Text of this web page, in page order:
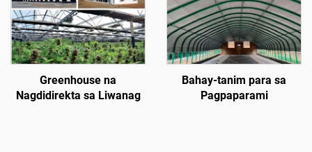
Greenhouse na
Nagdidirekta sa Liwanag
Bahay-tanim para sa
Pagpaparami